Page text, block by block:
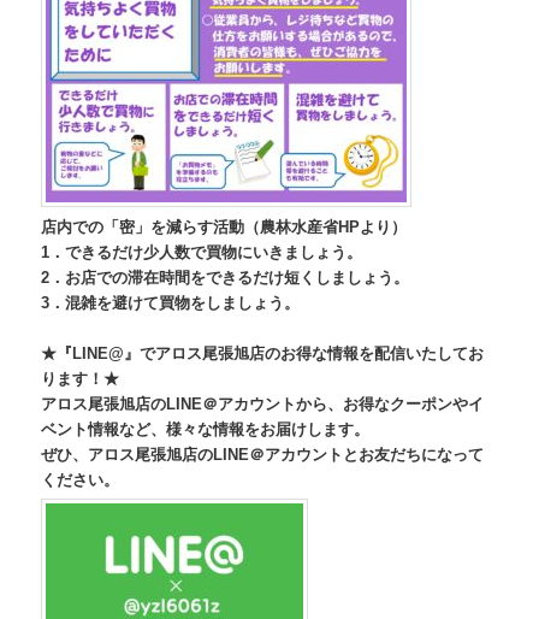
店内での「密」を減らす活動（農林水産省HPより）
1．できるだけ少人数で買物にいきましょう。
2．お店での滞在時間をできるだけ短くしましょう。
3．混雑を避けて買物をしましょう。
★『LINE@』でアロス尾張旭店のお得な情報を配信いたしてお
ります！★
アロス尾張旭店のLINE＠アカウントから、お得なクーポンやイ
ベント情報など、様々な情報をお届けします。
ぜひ、アロス尾張旭店のLINE＠アカウントとお友だちになって
ください。